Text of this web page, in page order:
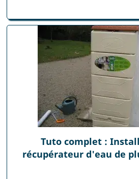
Tuto complet :
récupérateur d'eau de